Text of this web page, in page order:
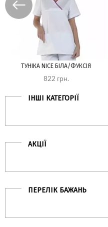
ТУНІКА NICE БІЛА/ФУКСІЯ
822 грн.
ІНШІ КАТЕГОРІЇ
АКЦІЇ
ПЕРЕЛІК БАЖАНЬ